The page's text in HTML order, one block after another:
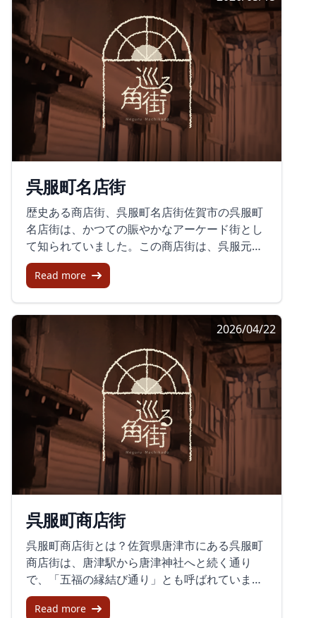
の通り道としての性格を感じさせます。観光地
として大きく見せるというより、駅前の日常に
寄り添う街角として記憶されてきた場所だとい
えそうです。設立50年を迎えた組合の節目この
商店街を運営する伊万里駅通商店街振興組合
は、2024年に設立50年を迎えました。5月24日
には伊万里迎賓館で記念する会が開かれ、関係
者約40人が参加しました。会では、駅前通りの
歩んできた歴史を振り返るとともに、これから
のまちづくりについて意見が交わされました。
報道では、参加者の間で「街の顔」となる駅前
通りへの思いが語られ、中心市街地の活性化が
市全体の活性化につながるという考えも共有さ
れたようです。商店街という場が、単なる店舗
の集まりではなく、地域の将来を考えるための
基盤として見直されている様子がうかがえま
す。空き店舗と向き合いながら続く取り組み一
方で、商店街の現状としては空き店舗が目立つ
ことも伝えられています。組合の会員数は、設
立当時の37人から現在は23人まで減っていると
のことです。駅前の通りが長い時間をかけて変
化してきたことが、この数字からも読み取れま
す。それでも、組合は手を止めずに取り組みを
続けています。活性化策として土曜夜市を実施
し、中高生に空き店舗を活用してもらう「スク
ールチャレンジ交流館」にも取り組んでいるそ
うです。こうした動きは、空いた区画をただ埋
めるのではなく、地域の次の担い手につなげよ
うとする試みとして受け止められます。駅前通
は、さまざまな店舗や施設があり、地域の暮ら
しや生活サービスを支えています。駅に近い立
地は、通勤や通学、買い物の動線の中に商店街
が入っていることを示しています。駅前通り
は、にぎわいだけでなく、日々の行き来の中で
見過ごされやすい用事を受け止める場所でもあ
呉服町名店街
歴史ある商店街、呉服町名店街佐賀市の呉服町
名店街は、かつての賑やかなアーケード街とし
て知られていました。この商店街は、呉服元
町、元町商店街、中央マーケットの3つに区分
され、佐賀城下町として繁栄してきた歴史を持
や明治時代には物流や商業の中心地として栄え
ていました。特に昭和中頃には、小売業の中心
地として多くの市民に親しまれていました。商
店街の衰退と再出発しかし、1990年代以降、郊
外の大型ショッピングモールの台頭により、中
心市街地の商店街は徐々に衰退していきまし
た。象徴的なアーケードは時の流れとともに老
朽化し、2009年に撤去されてしまいました。そ
の後、商店街は活気を失い、街の空洞化が進行
しました。しかし、地元の商店主たちは再び街
を盛り上げるために立ち上がりました。新たな
試みとして、空き店舗を活用したコンテナ型の
チャレンジショップや、イベントスペースの設
置などを行い、地域活性化を図っています。呉
服町名店街の再生への取り組み商店街の復興に
向けた取り組みの一環として、「街なか再生会
議」が発足され、商店主や地元住民が一体とな
って、商店街の再生プランを進めています。こ
Read more
2026/04/22
呉服町商店街
呉服町商店街とは？佐賀県唐津市にある呉服町
商店街は、唐津駅から唐津神社へと続く通り
で、「五福の縁結び通り」とも呼ばれていま
す。この商店街は、古くから地元の人々に親し
まれており、伝統的なお菓子屋さんが並ぶ「ス
Read more